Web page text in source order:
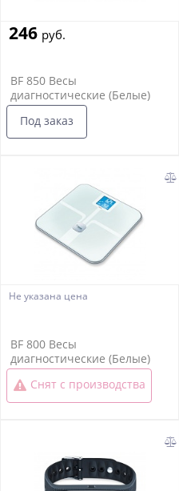
246 руб.
BF 850 Весы
диагностические (Белые)
Под заказ
Не указана цена
BF 800 Весы
диагностические (Белые)
Снят с производства